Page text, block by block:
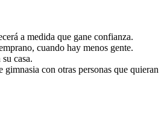
a medida que gane confianza.
cuando hay menos gente.
casa.
gimnasia con otras personas que quieran